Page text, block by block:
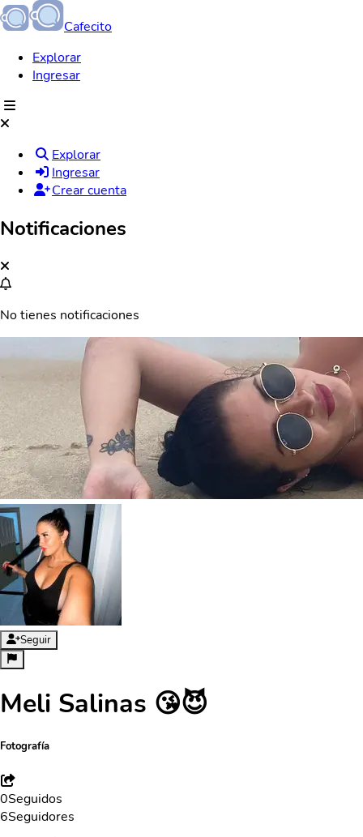
Cafecito
Explorar
Ingresar
Explorar
Ingresar
Crear cuenta
Notificaciones
No tienes notificaciones
Seguir
Meli Salinas 😘😈
Fotografía
0Seguidos
6Seguidores